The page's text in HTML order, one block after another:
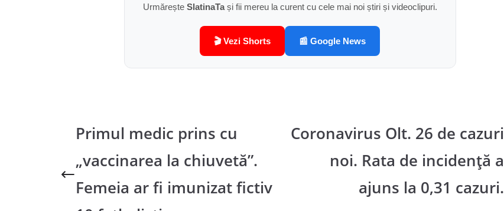
Urmărește SlatinaTași fii mereu la curent cu cele mai noi știri și videoclipuri.
🎬 Vezi Shorts 📰 Google News
Primul medic prins cu
„vaccinarea la chiuvetă”.
Femeia ar fi imunizat fictiv
Coronavirus Olt. 26 de cazuri
noi. Rata de incidență a
ajuns la 0,31 cazuri.